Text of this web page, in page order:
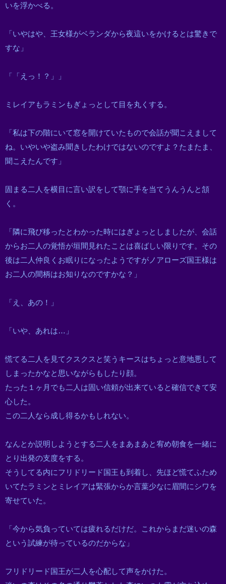
いを浮かべる。
「いやはや、王女様がベランダから夜這いをかけるとは驚きで
すな」
「「えっ！？」」
ミレイアもラミンもぎょっとして目を丸くする。
「私は下の階にいて窓を開けていたもので会話が聞こえまして
ね。いやいや盗み聞きしたわけではないのですよ？たまたま、
聞こえたんです」
固まる二人を横目に言い訳をして顎に手を当てうんうんと頷
く。
「隣に飛び移ったとわかった時にはぎょっとしましたが、会話
からお二人の覚悟が垣間見れたことは喜ばしい限りです。その
後は二人仲良くお眠りになったようですがノアローズ国王様は
お二人の間柄はお知りなのですかな？」
「え、あの！」
「いや、あれは…」
慌てる二人を見てクスクスと笑うキースはちょっと意地悪して
しまったかなと思いながらもしたり顔。
たった１ヶ月でも二人は固い信頼が出来ていると確信できて安
心した。
この二人なら成し得るかもしれない。
なんとか説明しようとする二人をまあまあと宥め朝食を一緒に
とり出発の支度をする。
そうしてる内にフリドリード国王も到着し、先ほど慌てふため
いてたラミンとミレイアは緊張からか言葉少なに眉間にシワを
寄せていた。
「今から気負っていては疲れるだけだ。これからまだ迷いの森
という試練が待っているのだからな」
フリドリード国王が二人を心配して声をかけた。